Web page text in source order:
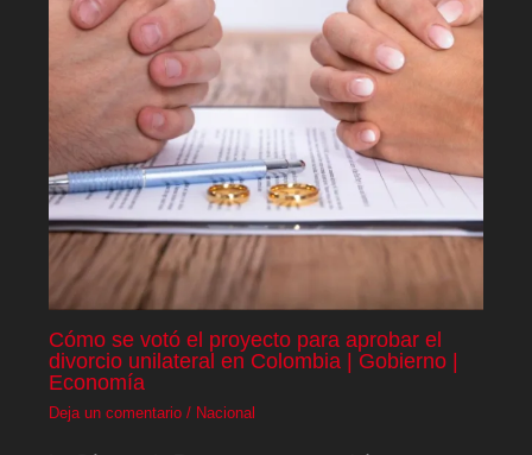
Cómo se votó el proyecto para aprobar el
divorcio unilateral en Colombia | Gobierno |
Economía
Deja un comentario / Nacional